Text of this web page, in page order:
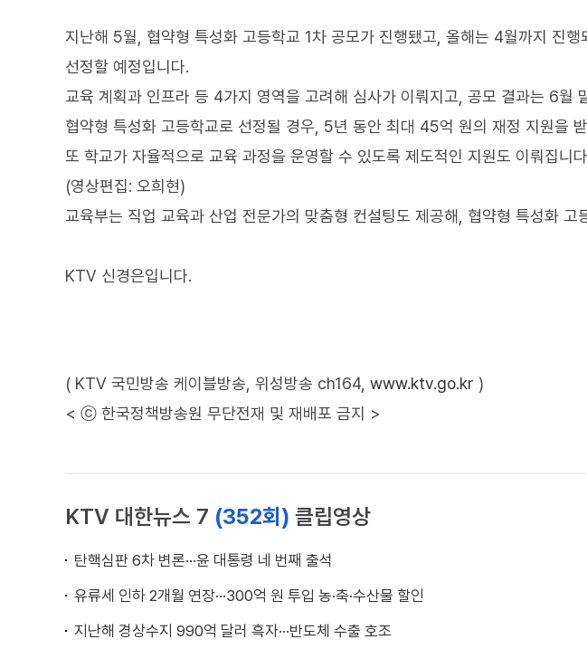
지난해 5월, 협약형 특성화 고등학교 1차 공모가 진행됐고, 올해는 4월까지 진
선정할 예정입니다.
교육 계획과 인프라 등 4가지 영역을 고려해 심사가 이뤄지고, 공모 결과는 6월
협약형 특성화 고등학교로 선정될 경우, 5년 동안 최대 45억 원의 재정 지원을
또 학교가 자율적으로 교육 과정을 운영할 수 있도록 제도적인 지원도 이뤄집니
(영상편집: 오희현)
교육부는 직업 교육과 산업 전문가의 맞춤형 컨설팅도 제공해, 협약형 특성화 고
KTV 신경은입니다.
( KTV 국민방송 케이블방송, 위성방송 ch164, www.ktv.go.kr )
< ⓒ 한국정책방송원 무단전재 및 재배포 금지 >
KTV 대한뉴스 7 (352회) 클립영상
탄핵심판 6차 변론···윤 대통령 네 번째 출석
유류세 인하 2개월 연장···300억 원 투입 농·축·수산물 할인
지난해 경상수지 990억 달러 흑자···반도체 수출 호조